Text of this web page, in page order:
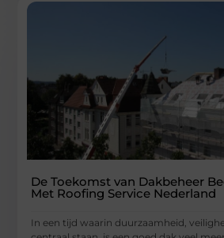
De Toekomst van Dakbeheer
Met Roofing Service Nederland
In een tijd waarin duurzaamheid,